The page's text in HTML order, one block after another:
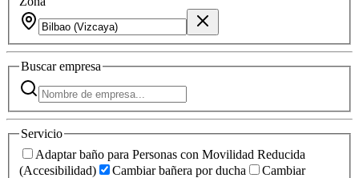
Buscarempresa
Servicio
Adaptar baño para Personas con Movilidad Reducida
(Accesibilidad)
Cambiar bañera por ducha
Cambiar